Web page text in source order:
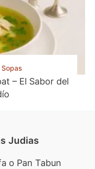
Sopas
– El Sabor del
Judias
o Pan Tabun